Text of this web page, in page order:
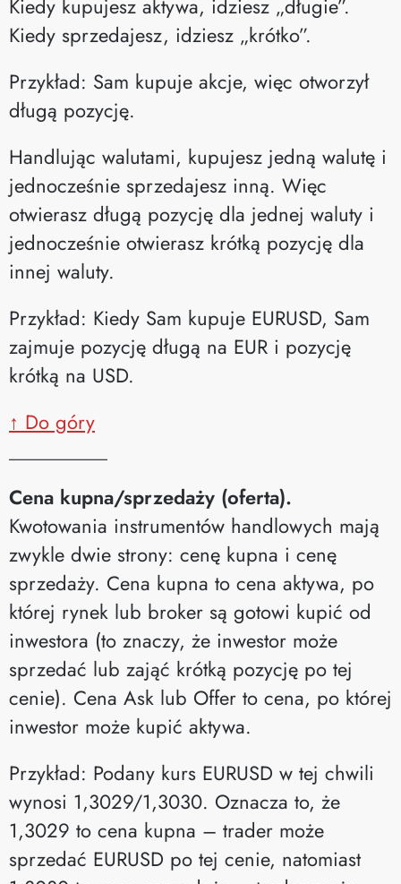
Kiedy kupujesz aktywa, idziesz „długie”.
Kiedy sprzedajesz, idziesz „krótko”.
Przykład: Sam kupuje akcje, więc otworzył
długą pozycję.
Handlując walutami, kupujesz jedną walutę i
jednocześnie sprzedajesz inną. Więc
otwierasz długą pozycję dla jednej waluty i
jednocześnie otwierasz krótką pozycję dla
innej waluty.
Przykład: Kiedy Sam kupuje EURUSD, Sam
zajmuje pozycję długą na EUR i pozycję
krótką na USD.
↑ Do góry
Cena kupna/sprzedaży (oferta).
Kwotowania instrumentów handlowych mają
zwykle dwie strony: cenę kupna i cenę
sprzedaży. Cena kupna to cena aktywa, po
której rynek lub broker są gotowi kupić od
inwestora (to znaczy, że inwestor może
sprzedać lub zająć krótką pozycję po tej
cenie). Cena Ask lub Offer to cena, po której
inwestor może kupić aktywa.
Przykład: Podany kurs EURUSD w tej chwili
wynosi 1,3029/1,3030. Oznacza to, że
1,3029 to cena kupna – trader może
sprzedać EURUSD po tej cenie, natomiast